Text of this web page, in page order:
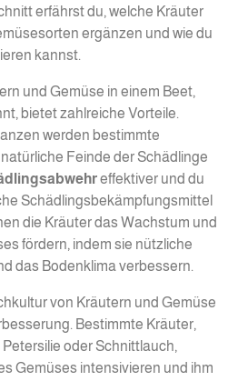
erfährst du, welche Kräuter
ergänzen und wie du
kannst.
und Gemüse in einem Beet,
bietet zahlreiche Vorteile.
werden bestimmte
Feinde der Schädlinge
effektiver und du
Schädlingsbekämpfungsmittel
die Kräuter das Wachstum und
fördern, indem sie nützliche
das Bodenklima verbessern.
von Kräutern und Gemüse
Bestimmte Kräuter,
oder Schnittlauch,
Gemüses intensivieren und ihm